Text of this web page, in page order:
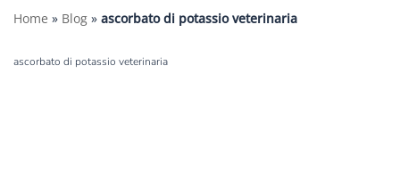
Home » Blog » ascorbato di potassio veterinaria
ascorbato di potassio veterinaria